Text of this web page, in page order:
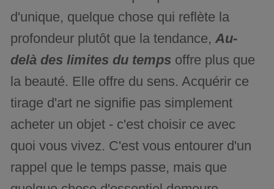
d'unique, quelque chose qui reflète la
profondeur plutôt que la tendance,Au-
delà des limites du temps offre plus que
la beauté. Elle offre du sens. Acquérir ce
tirage d'art ne signifie pas simplement
acheter un objet - c'est choisir ce avec
quoi vous vivez. C'est vous entourer d'un
rappel que le temps passe, mais que